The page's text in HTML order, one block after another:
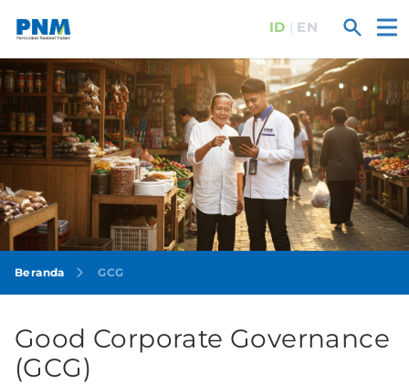
ID | EN
Beranda GCG
Good Corporate Governance
(GCG)